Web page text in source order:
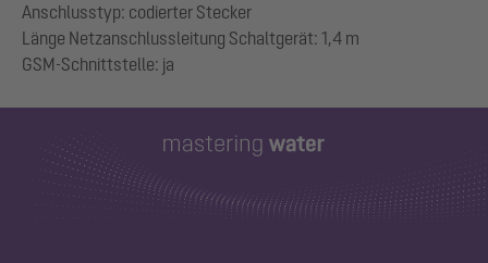
Anschlusstyp: codierter Stecker
Länge Netzanschlussleitung Schaltgerät: 1,4 m